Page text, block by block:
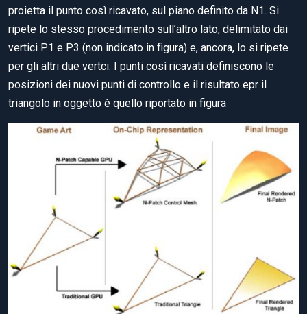
proietta il punto così ricavato, sul piano definito da N1. Si
ripete lo stesso procedimento sull’altro lato, delimitato dai
vertici P1 e P3 (non indicato in figura) e, ancora, lo si ripete
per gli altri due vertci. I punti così ricavati definiscono le
posizioni dei nuovi punti di controllo e il risultato epr il
triangolo in oggetto è quello riportato in figura